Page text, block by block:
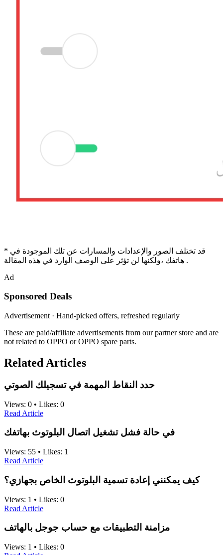
* قد تختلف الصور والإعدادات والمسارات عن تلك الموجودة في
هاتفك ،ولكنها لن تؤثر على الوصف الوارد في هذه المقالة .
Ad
Sponsored Deals
Advertisement · Hand-picked offers, refreshed regularly
These are paid/affiliate advertisements from our partner store and are
not related to OPPO or OPPO spare parts.
Related Articles
حدد النقاط المهمة في تسجيلك الصوتي
Views: 0 • Likes: 0
Read Article
في حالة فشل تشغيل اتصال البلوتوث بهاتفك
Views: 55 • Likes: 1
Read Article
كيف يمكنني إعادة تسمية البلوتوث الخاص بجهازي؟
Views: 1 • Likes: 0
Read Article
مزامنة التطبيقات مع حساب جوجل بالهاتف
Views: 1 • Likes: 0